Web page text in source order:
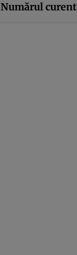
Numărul curent